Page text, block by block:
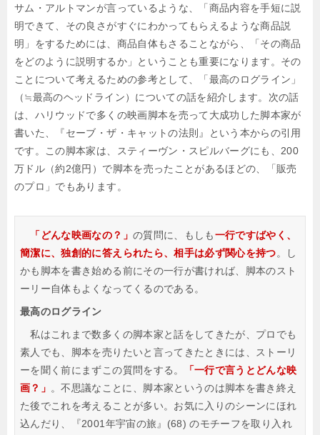
サム・アルトマンが言っているような、「商品内容を手短に説
明できて、その良さがすぐにわかってもらえるような商品説
明」をするためには、商品自体もさることながら、「その商品
をどのように説明するか」ということも重要になります。その
ことについて考えるための参考として、「最高のログライン」
（≒最高のヘッドライン）についての話を紹介します。次の話
は、ハリウッドで多くの映画脚本を売って大成功した脚本家が
書いた、『セーブ・ザ・キャットの法則』という本からの引用
です。この脚本家は、スティーヴン・スピルバーグにも、200
万ドル（約2億円）で脚本を売ったことがあるほどの、「販売
のプロ」でもあります。
「どんな映画なの？」 の質問に、もしも一行ですばやく、
簡潔に、独創的に答えられたら、相手は必ず関心を持つ。し
かも脚本を書き始める前にその一行が書ければ、脚本のスト
ーリー自体もよくなってくるのである。
最高のログライン
私はこれまで数多くの脚本家と話をしてきたが、プロでも
素人でも、脚本を売りたいと言ってきたときには、ストーリ
ーを聞く前にまずこの質問をする。
「一行で言うとどんな映
画？」 。不思議なことに、脚本家というのは脚本を書き終え
た後でこれを考えることが多い。お気に入りのシーンにほれ
込んだり、『2001年宇宙の旅』(68) のモチーフを取り入れ